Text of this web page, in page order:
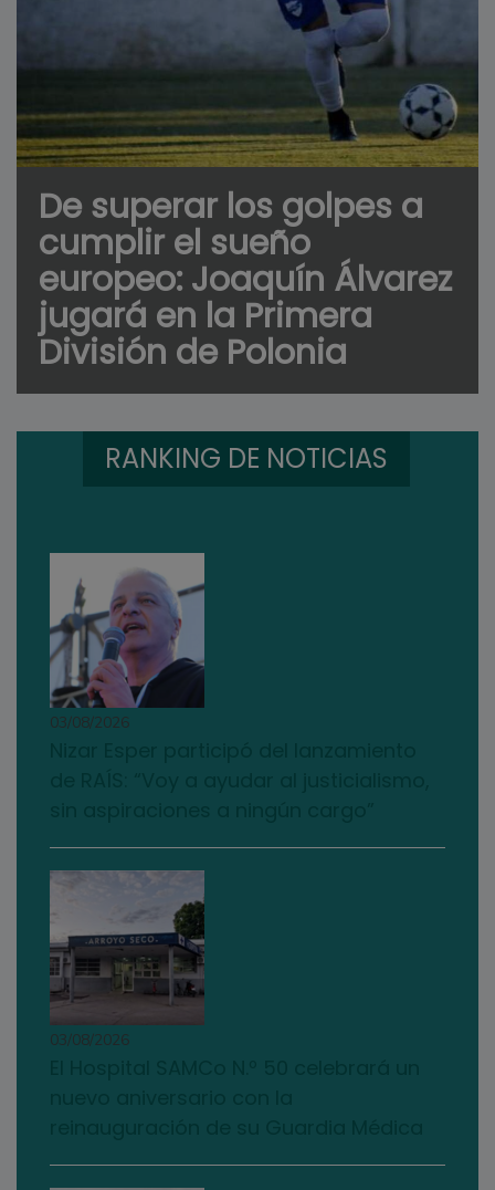
De superar los golpes a
cumplir el sueño
europeo: Joaquín Álvarez
jugará en la Primera
División de Polonia
RANKING DE NOTICIAS
03/08/2026
03/08/2026